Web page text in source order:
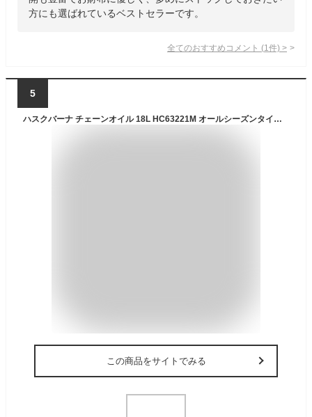
方にも選ばれているベストセラーです。
全てのおすすめコメント (1 件) >
5
ハスクバーナ チェーンオイル 18L HC63221M オールシーズンタイプ 純正 正規品 【 チェーンソーオイル チェンソーオイル チェンオイル 夏季 冬季 Husqvarna】 [CB99]
この商品をサイトでみる